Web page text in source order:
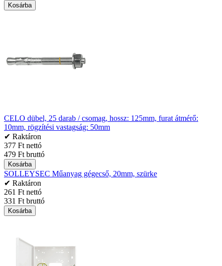
Kosárba
CELO dübel, 25 darab / csomag, hossz: 125mm, furat átmérő:
10mm, rögzítési vastagság: 50mm
✔ Raktáron
377 Ft nettó
479 Ft bruttó
Kosárba
SOLLEYSEC Műanyag gégecső, 20mm, szürke
✔ Raktáron
261 Ft nettó
331 Ft bruttó
Kosárba